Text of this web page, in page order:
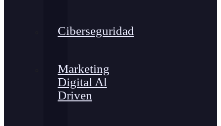
Ciberseguridad
Marketing
Digital Al
Driven